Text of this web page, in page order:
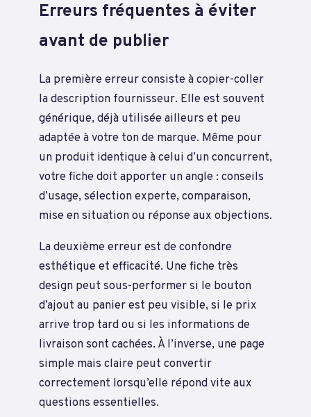
Erreurs fréquentes à éviter
avant de publier
La première erreur consiste à copier-coller
la description fournisseur. Elle est souvent
générique, déjà utilisée ailleurs et peu
adaptée à votre ton de marque. Même pour
un produit identique à celui d’un concurrent,
votre fiche doit apporter un angle : conseils
d’usage, sélection experte, comparaison,
mise en situation ou réponse aux objections.
La deuxième erreur est de confondre
esthétique et efficacité. Une fiche très
design peut sous-performer si le bouton
d’ajout au panier est peu visible, si le prix
arrive trop tard ou si les informations de
livraison sont cachées. À l’inverse, une page
simple mais claire peut convertir
correctement lorsqu’elle répond vite aux
questions essentielles.